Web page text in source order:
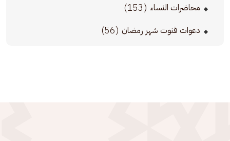
محاضرات النساء (153)
دعوات قنوت شهر رمضان (56)